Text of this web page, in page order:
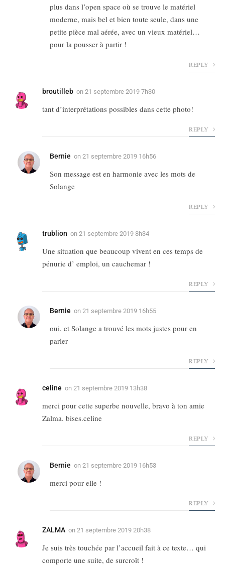
plus dans l’open space où se trouve le matériel
moderne, mais bel et bien toute seule, dans une
petite pièce mal aérée, avec un vieux matériel…
pour la pousser à partir !
REPLY
broutilleb on 21 septembre 2019 7h30
tant d’interprétations possibles dans cette photo!
REPLY
Bernie on 21 septembre 2019 16h56
Son message est en harmonie avec les mots de
Solange
REPLY
trublion on 21 septembre 2019 8h34
Une situation que beaucoup vivent en ces temps de
pénurie d’ emploi, un cauchemar !
REPLY
Bernie on 21 septembre 2019 16h55
oui, et Solange a trouvé les mots justes pour en
parler
REPLY
celine on 21 septembre 2019 13h38
merci pour cette superbe nouvelle, bravo à ton amie
Zalma. bises.celine
REPLY
Bernie on 21 septembre 2019 16h53
merci pour elle !
REPLY
ZALMA on 21 septembre 2019 20h38
Je suis très touchée par l’accueil fait à ce texte… qui
comporte une suite, de surcroît !